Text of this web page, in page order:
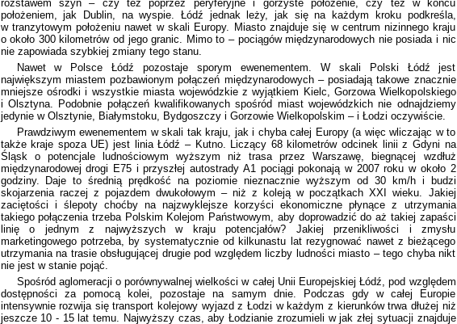
rozstawem szyn – czy też poprzez peryferyjne i górzyste położenie, czy też w końcu
położeniem, jak Dublin, na wyspie. Łódź jednak leży, jak się na każdym kroku podkreśla,
w tranzytowym położeniu nawet w skali Europy. Miasto znajduje się w centrum nizinnego kraju
o około 300 kilometrów od jego granic. Mimo to – pociągów międzynarodowych nie posiada i nic
nie zapowiada szybkiej zmiany tego stanu.
Nawet w Polsce Łódź pozostaje sporym ewenementem. W skali Polski Łódź jest
największym miastem pozbawionym połączeń międzynarodowych – posiadają takowe znacznie
mniejsze ośrodki i wszystkie miasta wojewódzkie z wyjątkiem Kielc, Gorzowa Wielkopolskiego
i Olsztyna. Podobnie połączeń kwalifikowanych spośród miast wojewódzkich nie odnajdziemy
jedynie w Olsztynie, Białymstoku, Bydgoszczy i Gorzowie Wielkopolskim – i Łodzi oczywiście.
Prawdziwym ewenementem w skali tak kraju, jak i chyba całej Europy (a więc wliczając w to
także kraje spoza UE) jest linia Łódź – Kutno. Liczący 68 kilometrów odcinek linii z Gdyni na
Śląsk o potencjale ludnościowym wyższym niż trasa przez Warszawę, biegnącej wzdłuż
międzynarodowej drogi E75 i przyszłej autostrady A1 pociągi pokonają w 2007 roku w około 2
godziny. Daje to średnią prędkość na poziomie nieznacznie wyższym od 30 km/h i budzi
skojarzenia raczej z pojazdem dwukołowym – niż z koleją w początkach XXI wieku. Jakiej
zaciętości i ślepoty choćby na najzwyklejsze korzyści ekonomiczne płynące z utrzymania
takiego połączenia trzeba Polskim Kolejom Państwowym, aby doprowadzić do aż takiej zapaści
linię o jednym z najwyższych w kraju potencjałów? Jakiej przenikliwości i zmysłu
marketingowego potrzeba, by systematycznie od kilkunastu lat rezygnować nawet z bieżącego
utrzymania na trasie obsługującej drugie pod względem liczby ludności miasto – tego chyba nikt
nie jest w stanie pojąć.
Spośród aglomeracji o porównywalnej wielkości w całej Unii Europejskiej Łódź, pod względem
dostępności za pomocą kolei, pozostaje na samym dnie. Podczas gdy w całej Europie
intensywnie rozwija się transport kolejowy wyjazd z Łodzi w każdym z kierunków trwa dłużej niż
jeszcze 10 - 15 lat temu. Najwyższy czas, aby Łodzianie zrozumieli w jak złej sytuacji znajduje